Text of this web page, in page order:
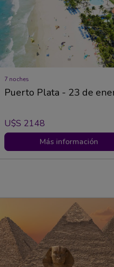
7 noches
Puerto Plata - 23 de
U$s 2148
Más información